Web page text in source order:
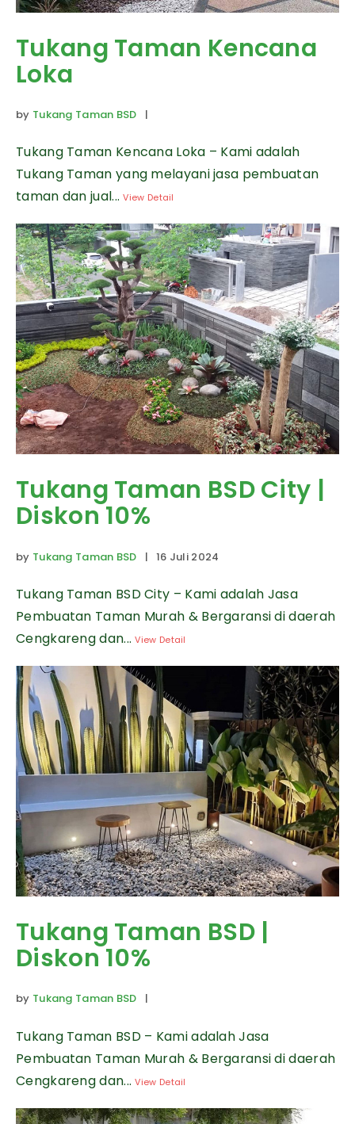
Tukang Taman Kencana
Loka
by Tukang Taman BSD |
Tukang Taman Kencana Loka – Kami adalah
Tukang Taman yang melayani jasa pembuatan
taman dan jual...View Detail
Tukang Taman BSD City |
Diskon 10%
by Tukang Taman BSD | 16 Juli 2024
Tukang Taman BSD City – Kami adalah Jasa
Pembuatan Taman Murah & Bergaransi di daerah
Cengkareng dan...View Detail
Tukang Taman BSD |
Diskon 10%
by Tukang Taman BSD |
Tukang Taman BSD – Kami adalah Jasa
Pembuatan Taman Murah & Bergaransi di daerah
Cengkareng dan...View Detail